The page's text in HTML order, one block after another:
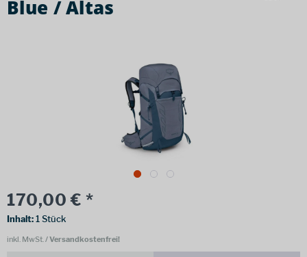
Blue / Altas
170,00 € *
Inhalt:1 Stück
inkl. MwSt./ Versandkostenfrei!